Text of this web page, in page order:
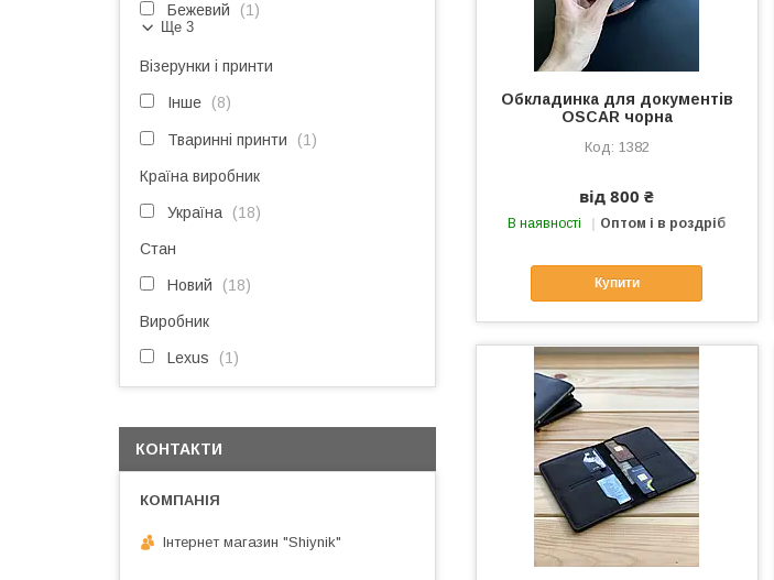
Обкладинка для документів
OSCAR чорна
1382
від 800 ₴
В наявності Оптом і в роздріб
Купити
Бежевий 1
Ще 3
Візерунки і принти
Інше 8
Тваринні принти 1
Країна виробник
Україна 18
Стан
Новий 18
Виробник
Lexus 1
КОНТАКТИ
Інтернет магазин "Shiynik"